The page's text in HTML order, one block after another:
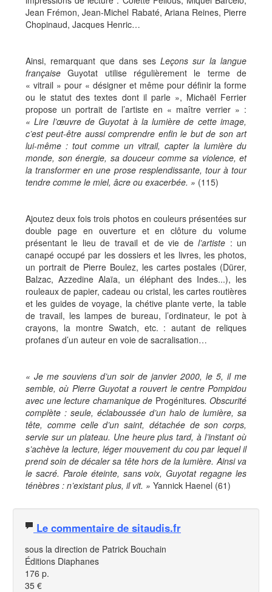
Jean Frémon, Jean-Michel Rabaté, Ariana Reines, Pierre
Chopinaud, Jacques Henric…
Ainsi, remarquant que dans ses Leçons sur la langue
françaiseGuyotat utilise régulièrement le terme de
« vitrail » pour « désigner et même pour définir la forme
ou le statut des textes dont il parle », Michaël Ferrier
propose un portrait de l’artiste en « maître verrier » :
« Lire l’œuvre de Guyotat à la lumière de cette image,
c’est peut-être aussi comprendre enfin le but de son art
lui-même : tout comme un vitrail, capter la lumière du
monde, son énergie, sa douceur comme sa violence, et
la transformer en une prose resplendissante, tour à tour
tendre comme le miel, âcre ou exacerbée. » (115)
Ajoutez deux fois trois photos en couleurs présentées sur
double page en ouverture et en clôture du volume
présentant le lieu de travail et de vie del’artiste : un
canapé occupé par les dossiers et les livres, les photos,
un portrait de Pierre Boulez, les cartes postales (Dürer,
Balzac, Azzedine Alaïa, un éléphant des Indes...), les
rouleaux de papier, cadeau ou cristal, les cartes routières
et les guides de voyage, la chétive plante verte, la table
de travail, les lampes de bureau, l’ordinateur, le pot à
crayons, la montre Swatch, etc. : autant de reliques
profanes d’un auteur en voie de sacralisation…
« Je me souviens d’un soir de janvier 2000, le 5, il me
semble, où Pierre Guyotat a rouvert le centre Pompidou
avec une lecture chamanique de Progénitures. Obscurité
complète : seule, éclaboussée d’un halo de lumière, sa
tête, comme celle d’un saint, détachée de son corps,
servie sur un plateau. Une heure plus tard, à l’instant où
s’achève la lecture, léger mouvement du cou par lequel il
prend soin de décaler sa tête hors de la lumière. Ainsi va
le sacré. Parole éteinte, sans voix, Guyotat regagne les
ténèbres : n’existant plus, il vit. » Yannick Haenel (61)
Le commentaire de sitaudis.fr
sous la direction de Patrick Bouchain
Éditions Diaphanes
176 p.
35 €